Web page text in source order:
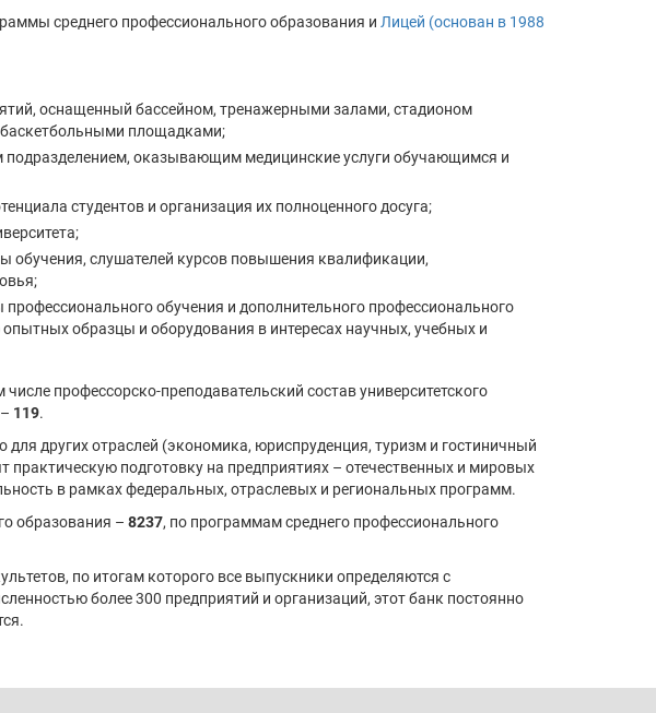
среднего профессионального образования и Лицей (основан в 1988
оснащенный бассейном, тренажерными залами, стадионом
площадками;
подразделением, оказывающим медицинские услуги обучающимся и
студентов и организация их полноценного досуга;
обучения, слушателей курсов повышения квалификации,
обучения и дополнительного профессионального
образцы и оборудования в интересах научных, учебных и
числе профессорско-преподавательский состав университетского
119.
других отраслей (экономика, юриспруденция, туризм и гостиничный
практическую подготовку на предприятиях – отечественных и мировых
в рамках федеральных, отраслевых и региональных программ.
образования – 8237, по программам среднего профессионального
по итогам которого все выпускники определяются с
более 300 предприятий и организаций, этот банк постоянно